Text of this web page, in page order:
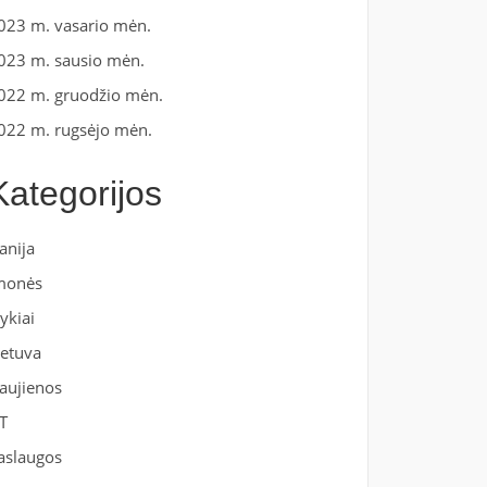
m. vasario mėn.
m. sausio mėn.
m. gruodžio mėn.
m. rugsėjo mėn.